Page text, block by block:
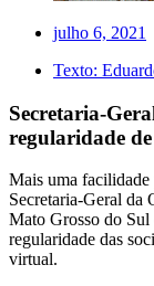
julho 6, 2021
Texto:
Secretaria-
regularidade
Mais uma facilidade
Secretaria-Geral da
Mato Grosso do
regularidade das
virtual.